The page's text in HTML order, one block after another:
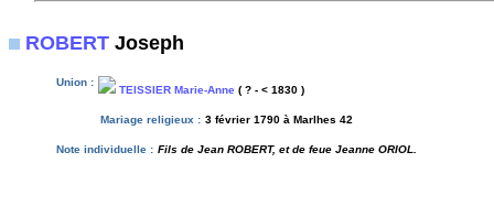
ROBERT Joseph
Union :
TEISSIER Marie-Anne ( ? - < 1830 )
Mariage religieux : 3 février 1790 à Marlhes 42
Note individuelle : Fils de Jean ROBERT, et de feue Jeanne ORIOL.